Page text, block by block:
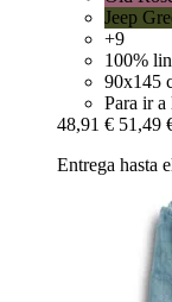
Jeep
+9
100%
90x145
Para ir a
48,91 € 51,49
Entrega hasta